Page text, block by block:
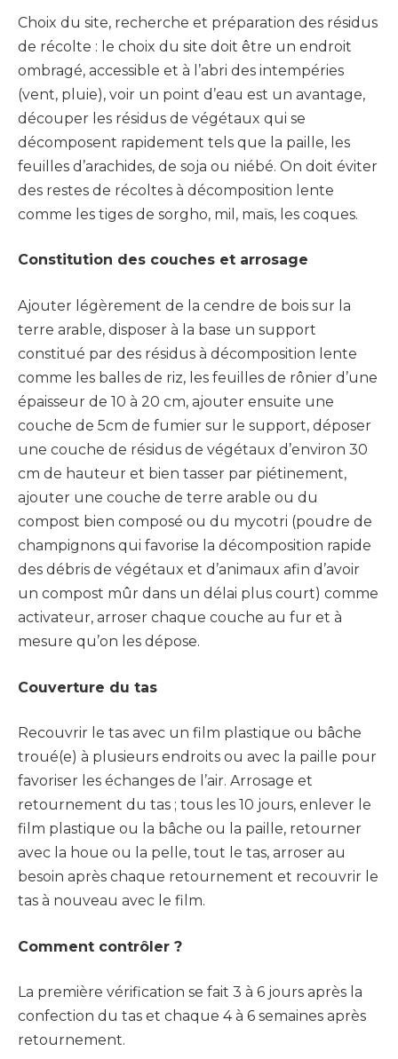
Choix du site, recherche et préparation des résidus
de récolte : le choix du site doit être un endroit
ombragé, accessible et à l’abri des intempéries
(vent, pluie), voir un point d’eau est un avantage,
découper les résidus de végétaux qui se
décomposent rapidement tels que la paille, les
feuilles d’arachides, de soja ou niébé. On doit éviter
des restes de récoltes à décomposition lente
comme les tiges de sorgho, mil, maïs, les coques.
Constitution des couches et arrosage
Ajouter légèrement de la cendre de bois sur la
terre arable, disposer à la base un support
constitué par des résidus à décomposition lente
comme les balles de riz, les feuilles de rônier d’une
épaisseur de 10 à 20 cm, ajouter ensuite une
couche de 5cm de fumier sur le support, déposer
une couche de résidus de végétaux d’environ 30
cm de hauteur et bien tasser par piétinement,
ajouter une couche de terre arable ou du
compost bien composé ou du mycotri (poudre de
champignons qui favorise la décomposition rapide
des débris de végétaux et d’animaux afin d’avoir
un compost mûr dans un délai plus court) comme
activateur, arroser chaque couche au fur et à
mesure qu’on les dépose.
Couverture du tas
Recouvrir le tas avec un film plastique ou bâche
troué(e) à plusieurs endroits ou avec la paille pour
favoriser les échanges de l’air. Arrosage et
retournement du tas ; tous les 10 jours, enlever le
film plastique ou la bâche ou la paille, retourner
avec la houe ou la pelle, tout le tas, arroser au
besoin après chaque retournement et recouvrir le
tas à nouveau avec le film.
Comment contrôler ?
La première vérification se fait 3 à 6 jours après la
confection du tas et chaque 4 à 6 semaines après
retournement.